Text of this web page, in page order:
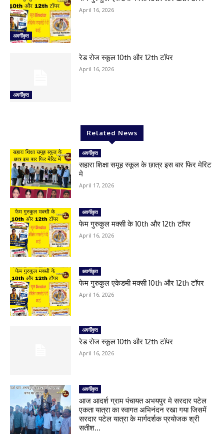
अवर्गीकृत
April 16, 2026
अवर्गीकृत
रेड रोज स्कूल 10th और 12th टॉपर
April 16, 2026
Related News
अवर्गीकृत
सहारा शिक्षा समूह स्कूल के छात्र इस बार फिर मेरिट
मे
April 17, 2026
अवर्गीकृत
फेम गुरुकुल मक्सी के 10th और 12th टॉपर
April 16, 2026
अवर्गीकृत
फेम गुरुकुल एकेडमी मक्सी 10th और 12th टॉपर
April 16, 2026
अवर्गीकृत
रेड रोज स्कूल 10th और 12th टॉपर
April 16, 2026
अवर्गीकृत
आज आदर्श ग्राम पंचायत अभयपुर मे सरदार पटेल
एकता यात्रा का स्वागत अभिनंदन रखा गया जिसमें
सरदार पटेल यात्रा के मार्गदर्शक प्रयोजक श्री
सतीश...